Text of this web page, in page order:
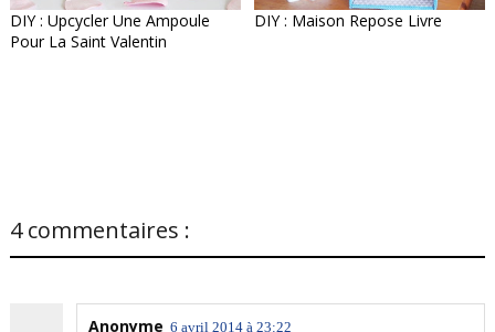
DIY : Upcycler Une Ampoule
Pour La Saint Valentin
DIY : Maison Repose Livre
4 commentaires :
Anonyme 6 avril 2014 à 23:22